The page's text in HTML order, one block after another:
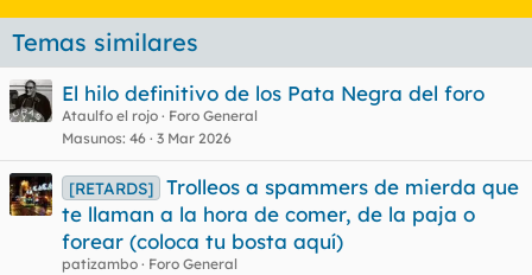
Temas similares
El hilo definitivo de los Pata Negra del foro
Ataulfo el rojo
Foro General
Masunos 46 3 Mar 2026
[RETARDS]
Trolleos a spammers de mierda que
te llaman a la hora de comer, de la paja o
forear (coloca tu bosta aquí)
patizambo
Foro General